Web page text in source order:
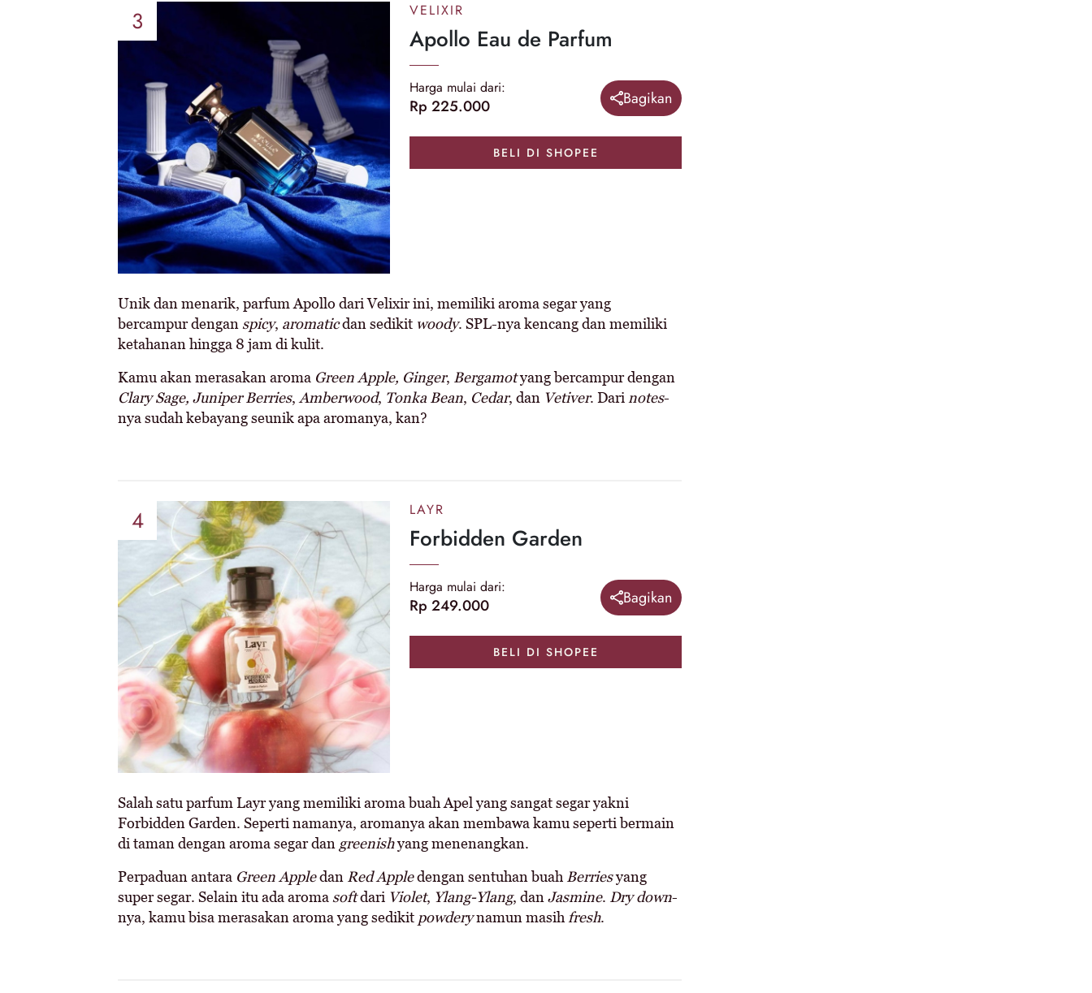
3 VELIXIR
Apollo Eau de Parfum
Harga mulai dari:
Rp 225.000 Bagikan
BELI DI SHOPEE
Unik dan menarik, parfum Apollo dari Velixir ini, memiliki aroma segar yang
bercampur denganspicy, aromaticdan sedikit woody. SPL-nya kencang dan memiliki
ketahanan hingga 8 jam di kulit.
Kamu akan merasakan aroma Green Apple, Ginger, Bergamotyang bercampur dengan
Clary Sage, Juniper Berries,Amberwood, Tonka Bean, Cedar, dan Vetiver. Darinotes-
nya sudah kebayang seunik apa aromanya, kan?
4 LAYR
Forbidden Garden
Harga mulai dari:
Rp 249.000 Bagikan
BELI DI SHOPEE
Salah satu parfum Layr yang memiliki aroma buah Apel yang sangat segar yakni
Forbidden Garden. Seperti namanya, aromanya akan membawa kamu seperti bermain
di taman dengan aroma segar dan greenishyang menenangkan.
Perpaduan antara Green Appledan Red Appledengan sentuhan buah Berriesyang
super segar. Selain itu ada aromasoftdari Violet, Ylang-Ylang, danJasmine. Dry down-
nya, kamu bisa merasakan aroma yang sedikit powderynamun masihfresh.